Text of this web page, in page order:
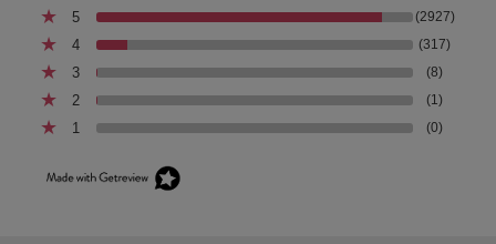
5 (2927)
4 (317)
3 (8)
2 (1)
1 (0)